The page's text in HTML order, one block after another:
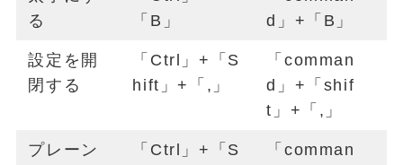
る
「B」
d」+「B」
設定を開
閉する
「Ctrl」+「S
hift」+「,」
「comman
d」+「shif
t」+「,」
プレーン
「Ctrl」+「S
「comman